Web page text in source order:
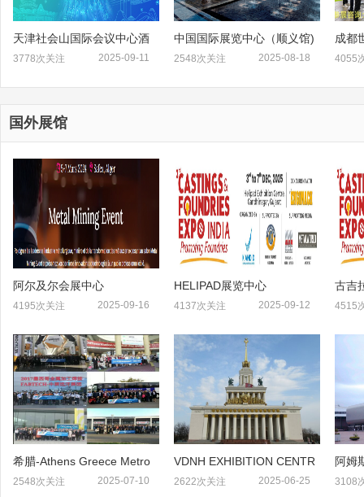
天津社会山国际会议中心酒
店
2025-09-11
3778次关注
中国国际展览中心（顺义馆)
2025-08-18
2548次关注
成都
4055
国外展馆
阿尔及尔会展中心
2025-09-16
4195次关注
HELIPAD展览中心
2025-09-12
4137次关注
古吉
心
4515
希腊-Athens Greece Metro
politanexpo
2025-07-10
2548次关注
VDNH EXHIBITION CENTR
E
2025-06-25
2622次关注
阿姆
3108